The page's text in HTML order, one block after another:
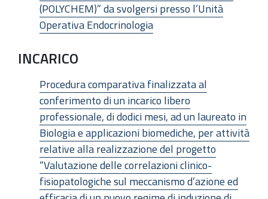
(POLYCHEM)” da svolgersi presso l’Unità
Operativa Endocrinologia
INCARICO
Procedura comparativa finalizzata al
conferimento di un incarico libero
professionale, di dodici mesi, ad un laureato in
Biologia e applicazioni biomediche, per attività
relative alla realizzazione del progetto
“Valutazione delle correlazioni clinico-
fisiopatologiche sul meccanismo d’azione ed